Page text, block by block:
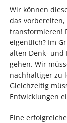
Wir können
das vorbereiten,
transformieren!
eigentlich? Im
alten Denk- und
gehen. Wir
nachhaltiger zu
Gleichzeitig
Entwicklungen
Eine